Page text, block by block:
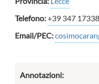
Telefono:+39 347
Email/PEC:
Annotazioni: